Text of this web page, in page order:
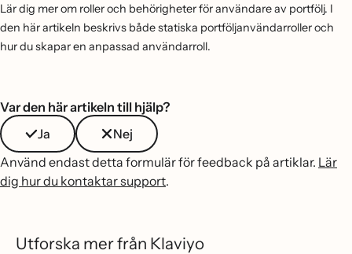
Lär dig mer om roller och behörigheter för användare av portfölj. I
den här artikeln beskrivs både statiska portföljanvändarroller och
hur du skapar en anpassad användarroll.
Var den här artikeln till hjälp?
Ja
Nej
Använd endast detta formulär för feedback på artiklar. Lär
dig hur du kontaktar support.
Utforska mer från Klaviyo